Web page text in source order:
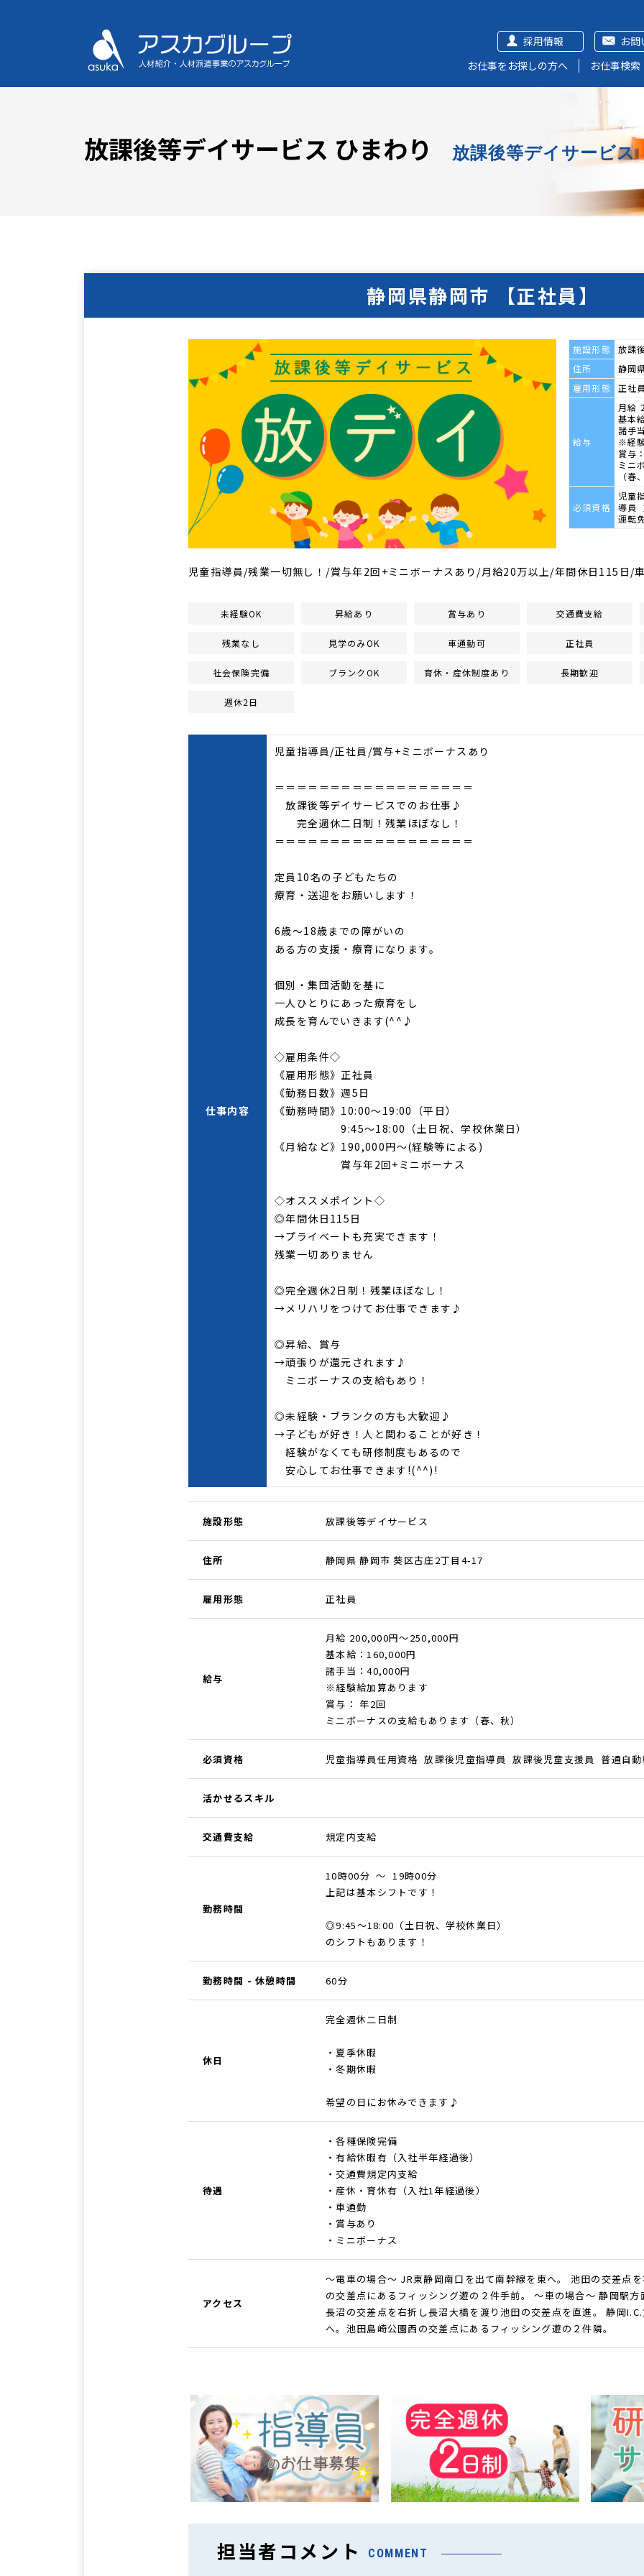
お問
採用情報
お仕事をお探しの方へ
お仕事検索
放課後等デイサービス ひまわり 放課後等デイサービス
静岡県静岡市 【正社員】
施設形態
放課
住所
静岡
雇用形態
正社員
給与
月給
基本
諸手
※経
賞与
ミニ
（春
必須資格
児童
導員
運転
児童指導員/残業一切無し！/賞与年2回+ミニボーナスあり/月給20万以上/年間休日115日/
未経験OK 昇給あり 賞与あり 交通費支給
残業なし 見学のみOK 車通勤可 正社員
社会保険完備 ブランクOK 育休・産休制度あり 長期歓迎
週休2日
仕事内容
児童指導員/正社員/賞与+ミニボーナスあり
＝＝＝＝＝＝＝＝＝＝＝＝＝＝＝＝＝＝
放課後等デイサービスでのお仕事♪
完全週休二日制！残業ほぼなし！
＝＝＝＝＝＝＝＝＝＝＝＝＝＝＝＝＝＝
定員10名の子どもたちの
療育・送迎をお願いします！
6歳～18歳までの障がいの
ある方の支援・療育になります。
個別・集団活動を基に
一人ひとりにあった療育をし
成長を育んでいきます(^^♪
◇雇用条件◇
《雇用形態》正社員
《勤務日数》週5日
《勤務時間》10:00～19:00（平日）
9:45～18:00（土日祝、学校休業日）
《月給など》190,000円～(経験等による)
賞与年2回+ミニボーナス
◇オススメポイント◇
◎年間休日115日
→プライベートも充実できます！
残業一切ありません
◎完全週休2日制！残業ほぼなし！
→メリハリをつけてお仕事できます♪
◎昇給、賞与
→頑張りが還元されます♪
ミニボーナスの支給もあり！
◎未経験・ブランクの方も大歓迎♪
→子どもが好き！人と関わることが好き！
経験がなくても研修制度もあるので
安心してお仕事できます!(^^)!
施設形態 放課後等デイサービス
住所 静岡県 静岡市 葵区古庄2丁目4-17
雇用形態 正社員
給与
月給 200,000円～250,000円
基本給：160,000円
諸手当：40,000円
※経験給加算あります
賞与： 年2回
ミニボーナスの支給もあります（春、秋）
必須資格 児童指導員任用資格 放課後児童指導員 放課後児童支援員 普通自動
活かせるスキル
交通費支給 規定内支給
勤務時間
10時00分 ～ 19時00分
上記は基本シフトです！
◎9:45～18:00（土日祝、学校休業日）
のシフトもあります！
勤務時間 - 休憩時間 60分
休日
完全週休二日制
・夏季休暇
・冬期休暇
希望の日にお休みできます♪
待遇
・各種保険完備
・有給休暇有（入社半年経過後）
・交通費規定内支給
・産休・育休有（入社1年経過後）
・車通勤
・賞与あり
・ミニボーナス
アクセス
～電車の場合～ JR東静岡南口を出て南幹線を東へ。 池田の交差点
の交差点にあるフィッシング遊の２件手前。 ～車の場合～ 静岡駅方
長沼の交差点を右折し長沼大橋を渡り池田の交差点を直進。 静岡
へ。池田島崎公園西の交差点にあるフィッシング遊の２件隣。
担当者コメント COMMENT